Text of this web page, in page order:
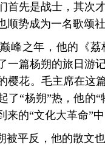
首先是战士，其次
顺势成为一名歌颂
峰之年，他的《
一篇杨朔的旅日游
樱花。毛主席在这
了“杨朔”热，他的“
来的“文化大革命”
被平反，他的散文